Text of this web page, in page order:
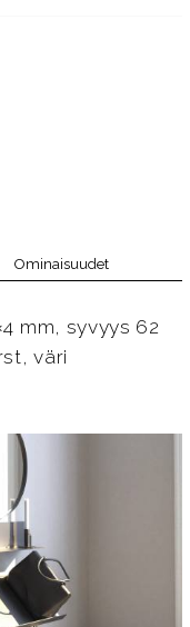
Ominaisuudet
mm, syvyys 62
väri